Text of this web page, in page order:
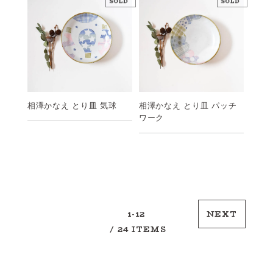
相澤かなえ とり皿 気球
相澤かなえ とり皿 パッチ
ワーク
1-12
/ 24 ITEMS
NEXT